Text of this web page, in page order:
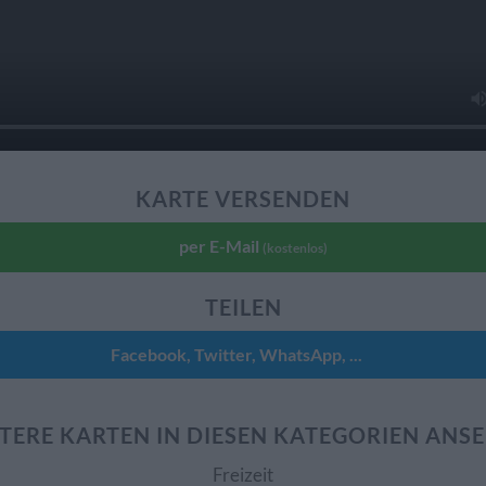
KARTE VERSENDEN
per E-Mail (kostenlos)
TEILEN
Facebook, Twitter, WhatsApp, ...
KARTEN IN DIESEN KATEGORIEN
Freizeit